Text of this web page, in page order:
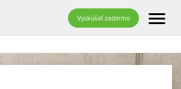
Vyskúšať zadarmo menu